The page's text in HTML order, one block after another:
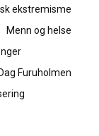
ekstremisme
Menn og helse
Dag Furuholmen